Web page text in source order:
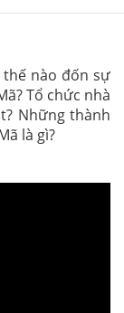
nào đốn sự
Tổ chức nhà
Những thành
là gì?